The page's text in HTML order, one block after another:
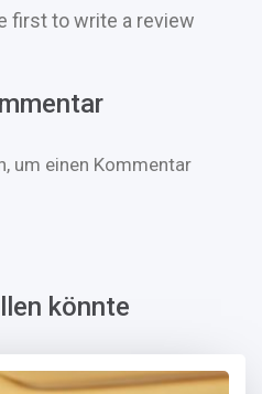
first to write a review
um einen Kommentar
könnte